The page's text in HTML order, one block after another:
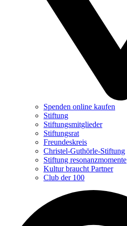
Spenden online kaufen
Stiftung
Stiftungsmitglieder
Stiftungsrat
Freundeskreis
Christel-Guthörle-Stiftung
Stiftung resonanzmomente
Kultur braucht Partner
Club der 100